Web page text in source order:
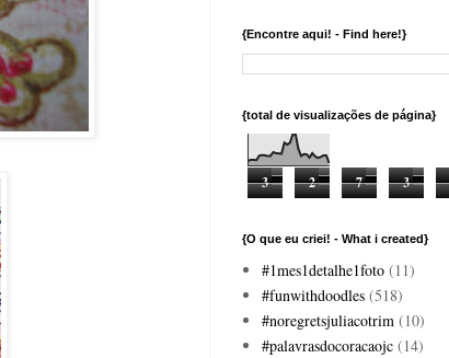
{Encontre aqui! - Find here!}
{total de visualizações de página}
3 2 7 3
{O que eu criei! - What i created}
#1mes1detalhe1foto (11)
#funwithdoodles (518)
#noregretsjuliacotrim (10)
#palavrasdocoracaojc (14)